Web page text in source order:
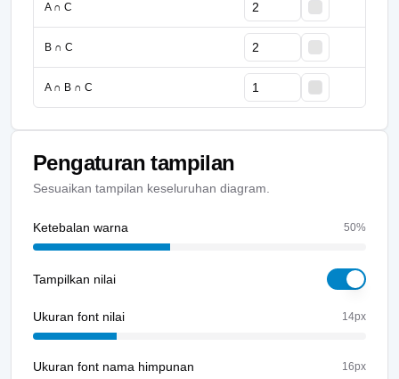
A ∩ C
B ∩ C
A ∩ B ∩ C
Pengaturan tampilan
Sesuaikan tampilan keseluruhan diagram.
Ketebalan warna 50%
Tampilkan nilai
Ukuran font nilai 14px
Ukuran font nama himpunan 16px